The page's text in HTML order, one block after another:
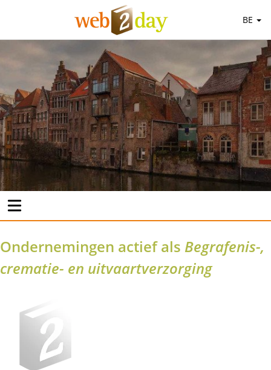
BE
Ondernemingen actief als Begrafenis-,
crematie- en uitvaartverzorging